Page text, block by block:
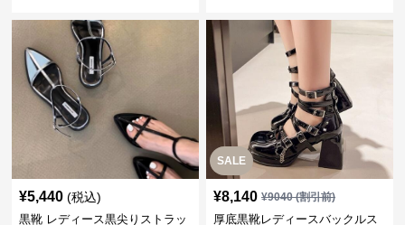
¥5,440 (税込)
黒靴 レディース黒尖りストラッ
SALE
¥8,140 ¥9040(割引前)
厚底黒靴レディースバックルス